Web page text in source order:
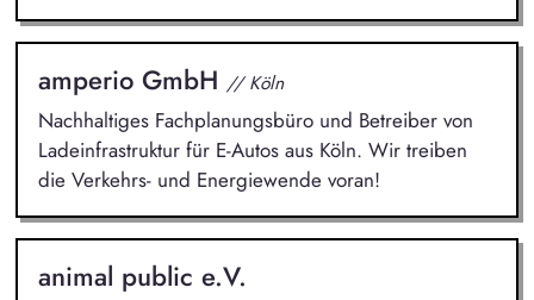
amperio GmbH // Köln
Nachhaltiges Fachplanungsbüro und Betreiber von
Ladeinfrastruktur für E-Autos aus Köln. Wir treiben
die Verkehrs- und Energiewende voran!
animal public e.V.